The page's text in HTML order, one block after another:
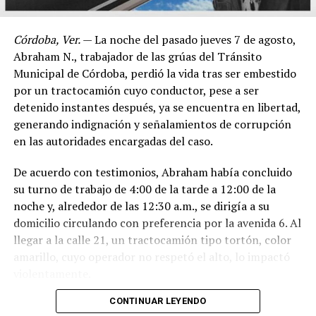
Córdoba, Ver.— La noche del pasado jueves 7 de agosto,
Abraham N., trabajador de las grúas del Tránsito
Municipal de Córdoba, perdió la vida tras ser embestido
por un tractocamión cuyo conductor, pese a ser
detenido instantes después, ya se encuentra en libertad,
generando indignación y señalamientos de corrupción
en las autoridades encargadas del caso.
De acuerdo con testimonios, Abraham había concluido
su turno de trabajo de 4:00 de la tarde a 12:00 de la
noche y, alrededor de las 12:30 a.m., se dirigía a su
domicilio circulando con preferencia por la avenida 6. Al
llegar a la calle 21, un tractocamión tipo tortón, color
amarillo, cuyo operador no respetó el alto, lo impactó
El conductor, identificado como Adán “N.”, de
CONTINUAR LEYENDO